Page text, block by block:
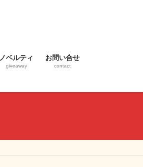
ノベルティ
giveaway
お問い合せ
contact